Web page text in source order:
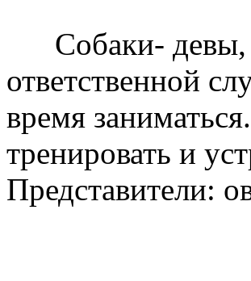
Собаки- девы,
ответственной
время
тренировать и
Представители: